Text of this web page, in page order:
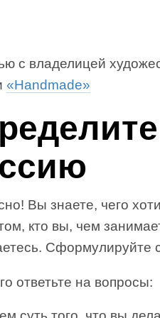
с владелицей
«Handmade»
Вы знаете, чего
кто вы, чем
Сформулируйте
ответьте на вопросы: